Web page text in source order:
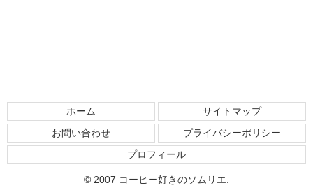
ホーム
サイトマップ
お問い合わせ
プライバシーポリシー
プロフィール
© 2007 コーヒー好きのソムリエ.